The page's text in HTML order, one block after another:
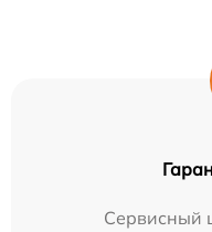
Сервисный